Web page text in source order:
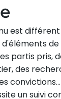
est
partis pris,
des
un suivi